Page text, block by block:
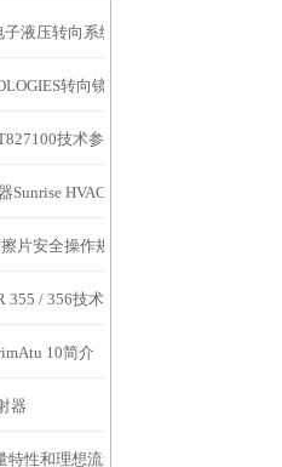
液压转向系统EHLA介绍
转向镜P-FSM150S介绍
技术参数
Sunrise HVAC介绍
片安全操作规定很重要
355 / 356技术参数
10简介
器
性和理想流量特性